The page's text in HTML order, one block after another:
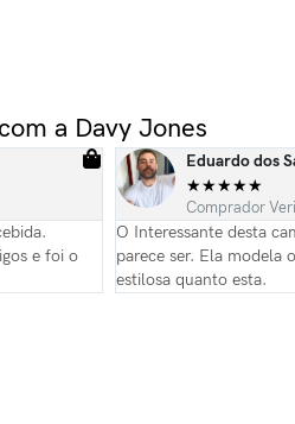
a Davy Jones
e foi o
Eduardo dos
★★★★★
Comprador
O Interessante desta
parece ser. Ela modela
estilosa quanto esta.